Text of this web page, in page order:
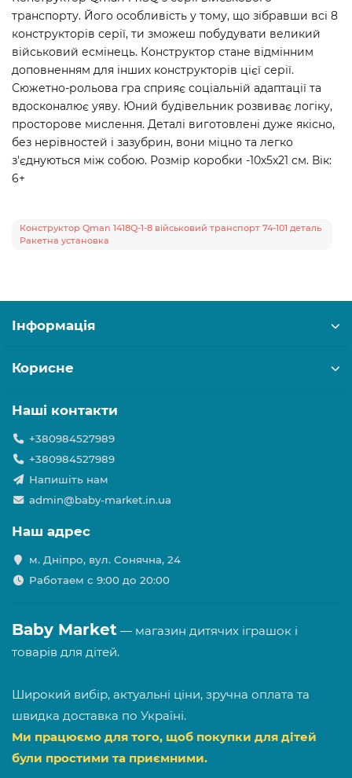
транспорту. Його особливість у тому, що зібравши всі 8
конструкторів серії, ти зможеш побудувати великий
військовий есмінець. Конструктор стане відмінним
доповненням для інших конструкторів цієї серії.
Сюжетно-рольова гра сприяє соціальній адаптації та
вдосконалює уяву. Юний будівельник розвиває логіку,
просторове мислення. Деталі виготовлені дуже якісно,
без нерівностей і зазубрин, вони міцно та легко
з'єднуються між собою. Розмір коробки -10х5х21 см. Вік:
6+
Конструктор Qman 1418Q-1-8 військовий транспорт 74-101 деталь
Ракетна установка
Інформація
Корисне
Наші контакти
+380984527989
+380984527989
Напишіть нам
admin@baby-market.in.ua
Наш адрес
м. Дніпро, вул. Сонячна, 24
Работаем с 9:00 до 20:00
Baby Market — магазин дитячих іграшок і
товарів для дітей.
Широкий вибір, актуальні ціни, зручна оплата та
швидка доставка по Україні.
Ми працюємо для того, щоб покупки для дітей
були простими та приємними.